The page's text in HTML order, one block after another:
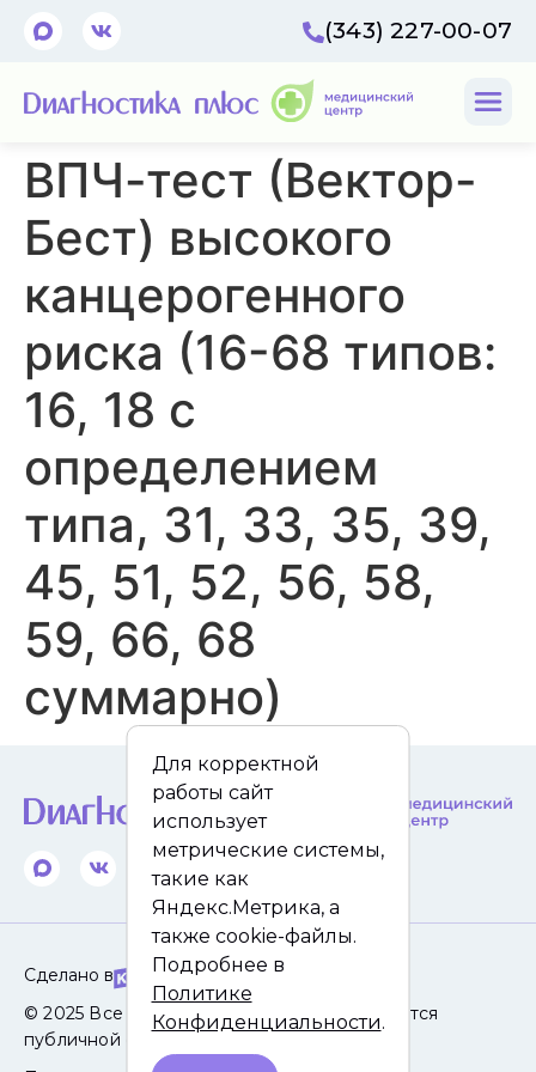
(343) 227-00-07
ВПЧ-тест (Вектор-
Бест) высокого
канцерогенного
риска (16-68 типов:
16, 18 с
определением
типа, 31, 33, 35, 39,
45, 51, 52, 56, 58,
59, 66, 68
суммарно)
Сделано в
© 2025 Все права защищены. Сайт не является
публичной офертой.
Для корректной
работы сайт
использует
метрические системы,
такие как
Яндекс.Метрика, а
также cookie-файлы.
Подробнее в
Политике
Конфиденциальности.